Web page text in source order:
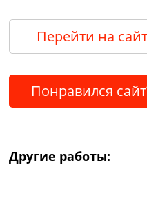
Перейти на сайт
Понравился
Другие работы: